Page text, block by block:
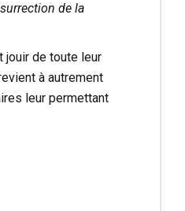
de la
jouir de toute leur
à autrement
leur permettant